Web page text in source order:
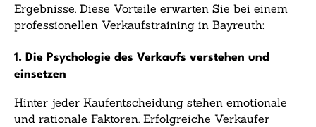
Ergebnisse. Diese Vorteile erwarten Sie bei einem
professionellen Verkaufstraining in Bayreuth:
1. Die Psychologie des Verkaufs verstehen und
einsetzen
Hinter jeder Kaufentscheidung stehen emotionale
und rationale Faktoren. Erfolgreiche Verkäufer